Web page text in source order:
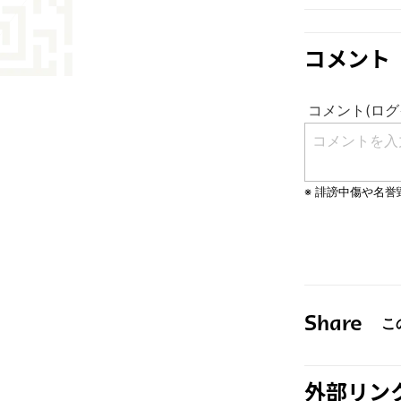
コメント
Share
外部リン